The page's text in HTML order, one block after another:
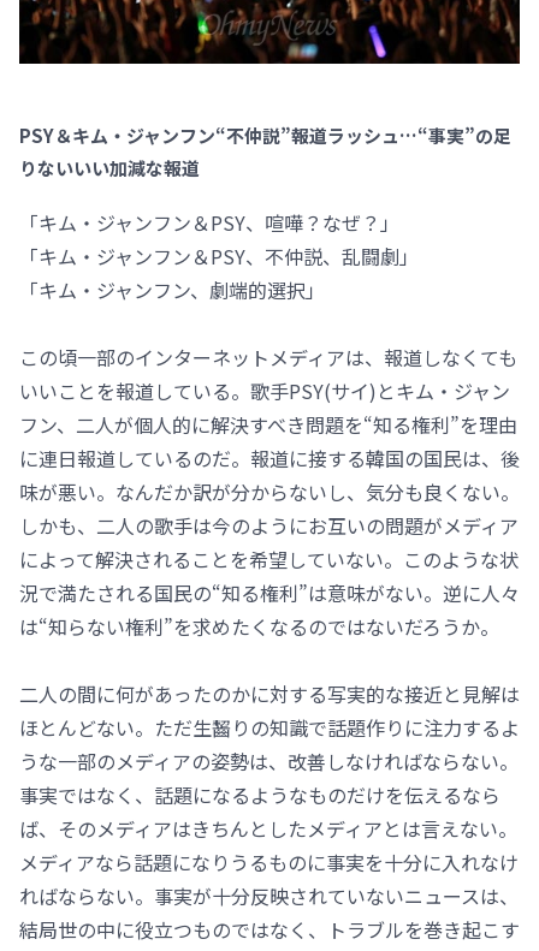
PSY＆キム・ジャンフン“不仲説”報道ラッシュ…“事実”の足
りないいい加減な報道
「キム・ジャンフン＆PSY、喧嘩？なぜ？」
「キム・ジャンフン＆PSY、不仲説、乱闘劇」
「キム・ジャンフン、劇端的選択」
この頃一部のインターネットメディアは、報道しなくても
いいことを報道している。歌手PSY(サイ)とキム・ジャン
フン、二人が個人的に解決すべき問題を“知る権利”を理由
に連日報道しているのだ。報道に接する韓国の国民は、後
味が悪い。なんだか訳が分からないし、気分も良くない。
しかも、二人の歌手は今のようにお互いの問題がメディア
によって解決されることを希望していない。このような状
況で満たされる国民の“知る権利”は意味がない。逆に人々
は“知らない権利”を求めたくなるのではないだろうか。
二人の間に何があったのかに対する写実的な接近と見解は
ほとんどない。ただ生齧りの知識で話題作りに注力するよ
うな一部のメディアの姿勢は、改善しなければならない。
事実ではなく、話題になるようなものだけを伝えるなら
ば、そのメディアはきちんとしたメディアとは言えない。
メディアなら話題になりうるものに事実を十分に入れなけ
ればならない。事実が十分反映されていないニュースは、
結局世の中に役立つものではなく、トラブルを巻き起こす